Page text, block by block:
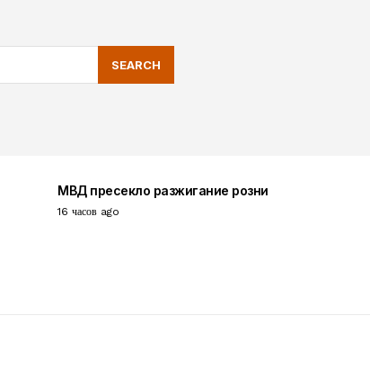
SEARCH
МВД пресекло разжигание розни
16 часов ago